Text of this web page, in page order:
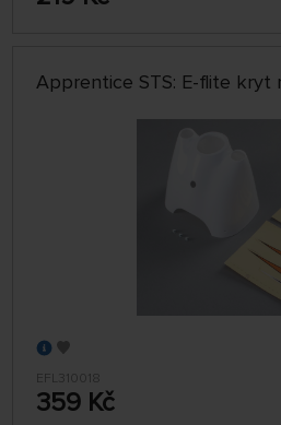
Apprentice STS: E-flite kryt
EFL310018
359 Kč